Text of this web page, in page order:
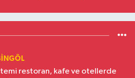
restoran, kafe ve otellerde